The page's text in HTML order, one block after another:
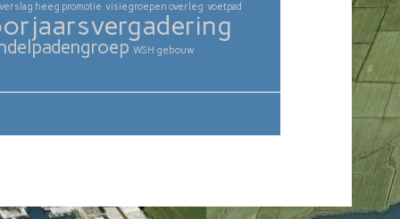
heeg promotie visiegroepen overleg voetpad
WSH gebouw